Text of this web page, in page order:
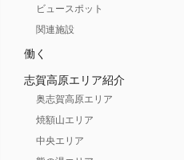
ビュースポット
関連施設
働く
志賀高原エリア紹介
奥志賀高原エリア
焼額山エリア
中央エリア